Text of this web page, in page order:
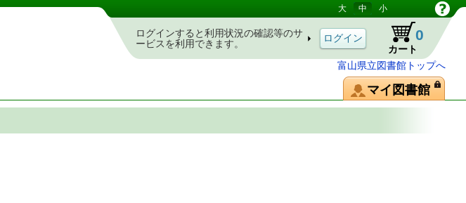
大 中 小
ログインすると利用状況の確認等のサ
ービスを利用できます。
カート
0
富山県立図書館トップへ
マイ図書館